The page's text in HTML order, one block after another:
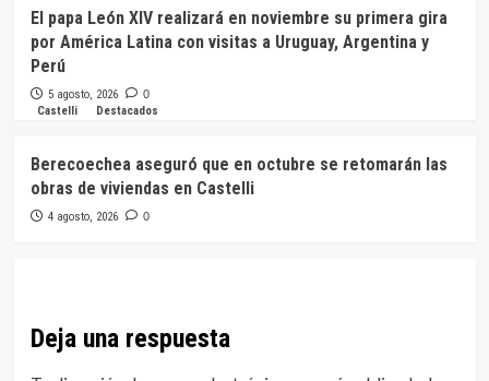
El papa León XIV realizará en noviembre su primera gira
por América Latina con visitas a Uruguay, Argentina y
Perú
5 agosto, 2026 0
Castelli Destacados
Berecoechea aseguró que en octubre se retomarán las
obras de viviendas en Castelli
4 agosto, 2026 0
Deja una respuesta